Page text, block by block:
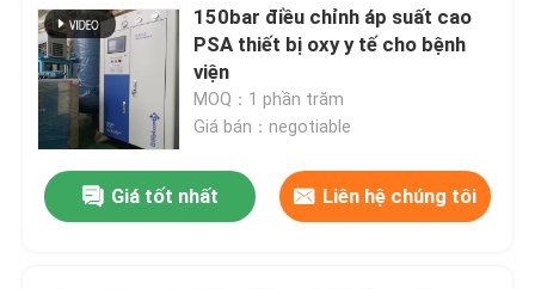
150bar điều chỉnh áp suất cao
PSA thiết bị oxy y tế cho bệnh
viện
MOQ：1 phần trăm
Giá bán：negotiable
Giá tốt nhất Liên hệ chúng tôi